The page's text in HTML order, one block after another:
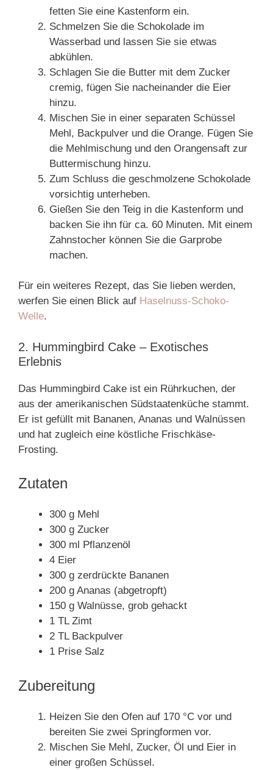
fetten Sie eine Kastenform ein.
Schmelzen Sie die Schokolade im
Wasserbad und lassen Sie sie etwas
abkühlen.
Schlagen Sie die Butter mit dem Zucker
cremig, fügen Sie nacheinander die Eier
hinzu.
Mischen Sie in einer separaten Schüssel
Mehl, Backpulver und die Orange. Fügen Sie
die Mehlmischung und den Orangensaft zur
Buttermischung hinzu.
Zum Schluss die geschmolzene Schokolade
vorsichtig unterheben.
Gießen Sie den Teig in die Kastenform und
backen Sie ihn für ca. 60 Minuten. Mit einem
Zahnstocher können Sie die Garprobe
machen.
Für ein weiteres Rezept, das Sie lieben werden,
werfen Sie einen Blick auf Haselnuss-Schoko-
Welle.
2. Hummingbird Cake – Exotisches
Erlebnis
Das Hummingbird Cake ist ein Rührkuchen, der
aus der amerikanischen Südstaatenküche stammt.
Er ist gefüllt mit Bananen, Ananas und Walnüssen
und hat zugleich eine köstliche Frischkäse-
Frosting.
Zutaten
300 g Mehl
300 g Zucker
300 ml Pflanzenöl
4 Eier
300 g zerdrückte Bananen
200 g Ananas (abgetropft)
150 g Walnüsse, grob gehackt
1 TL Zimt
2 TL Backpulver
1 Prise Salz
Zubereitung
Heizen Sie den Ofen auf 170 °C vor und
bereiten Sie zwei Springformen vor.
Mischen Sie Mehl, Zucker, Öl und Eier in
einer großen Schüssel.